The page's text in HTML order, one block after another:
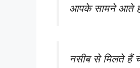
आपके सामने आते
नसीब से मिलते हैं